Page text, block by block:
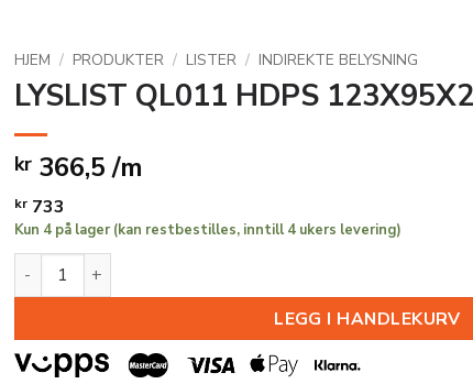
HJEM / PRODUKTER / LISTER / INDIREKTE BELYSNING
LYSLIST QL011 HDPS
kr 366,5 /m
kr 733
Kun 4 på lager (kan restbestilles, inntill 4 ukers levering)
LYSLIST QL011 HDPS 123X95X2000MM antall
LEGG I HANDLEKURV